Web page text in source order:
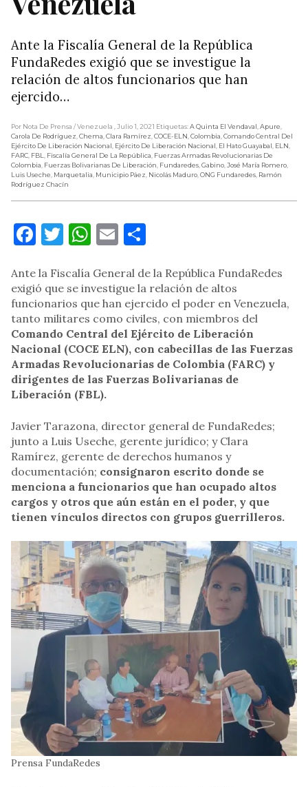
Ante la Fiscalía General de la República
FundaRedes exigió que se investigue la
relación de altos funcionarios que han
ejercido…
Por Nota De Prensa / Venezuela , Julio 1, 2021 Etiquetas:A Quinta El Vendaval,Apure,
Carola De Rodríguez,Chema,Clara Ramírez,COCE-ELN,Colombia,Comando Central Del
Ejército De Liberación Nacional, Ejército De Liberación Nacional, El Hato Guayabal, ELN,
FARC, FBL, Fiscalía General De La República, Fuerzas Armadas Revolucionarias De
Colombia, Fuerzas Bolivarianas De Liberación, Fundaredes,Gabino,José María Romero,
Luis Useche, Marquetalia, Municipio Páez, Nicolás Maduro,ONG Fundaredes, Ramón
Rodríguez Chacín
Facebook
Twitter
WhatsApp
Email
Ante la Fiscalía General de la República FundaRedes
exigió que se investigue la relación de altos
funcionarios que han ejercido el poder en Venezuela,
tanto militares como civiles, con miembros del
Comando Central del Ejército de Liberación
Nacional (COCE ELN), con cabecillas de las Fuerzas
Armadas Revolucionarias de Colombia (FARC) y
dirigentes de las Fuerzas Bolivarianas de
Liberación (FBL).
Javier Tarazona, director general de FundaRedes;
junto a Luis Useche, gerente jurídico; y Clara
Ramírez, gerente de derechos humanos y
documentación; consignaron escrito donde se
menciona a funcionarios que han ocupado altos
cargos y otros que aún están en el poder, y que
tienen vínculos directos con grupos guerrilleros.
Prensa FundaRedes